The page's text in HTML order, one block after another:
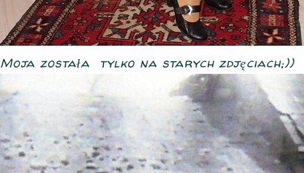
Moja została tylko na starych zdjęciach;))